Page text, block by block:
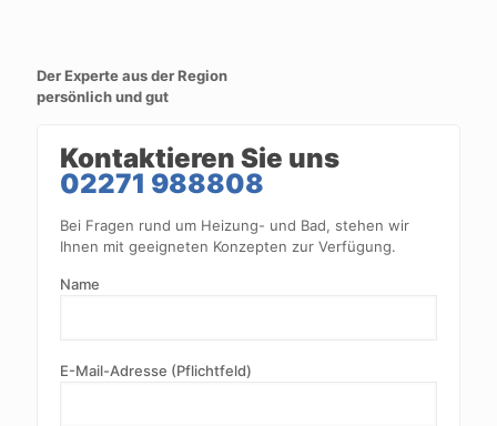
Der Experte aus der Region
persönlich und gut
Kontaktieren Sie uns
02271 988808
Bei Fragen rund um Heizung- und Bad, stehen wir
Ihnen mit geeigneten Konzepten zur Verfügung.
Name
E-Mail-Adresse (Pflichtfeld)